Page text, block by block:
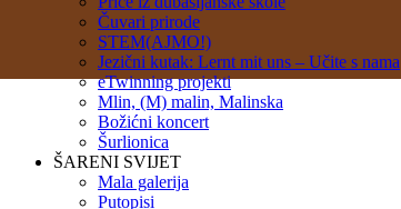
Čuvari prirode
STEM(AJMO!)
Jezični kutak: Lernt mit uns – Učite s nama
eTwinning projekti
Mlin, (M) malin, Malinska
Božićni koncert
Šurlionica
ŠARENI SVIJET
Mala galerija
Putopisi